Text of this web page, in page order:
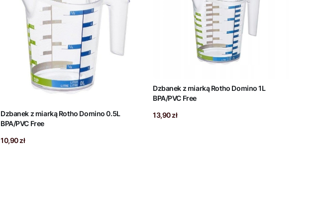
Dzbanek z miarką Rotho Domino 0.5L
BPA/PVC Free
Cena
10,90 zł
Dzbanek z miarką Rotho Domino 1L
BPA/PVC Free
Cena
13,90 zł